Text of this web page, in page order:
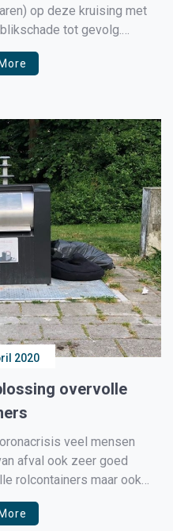
op deze kruising met
tot gevolg.
werd gegeven aan de
wil nu
2020
overvolle
veel mensen
afval ook zeer goed
rolcontainers maar ook
waardoor de
de containers worden